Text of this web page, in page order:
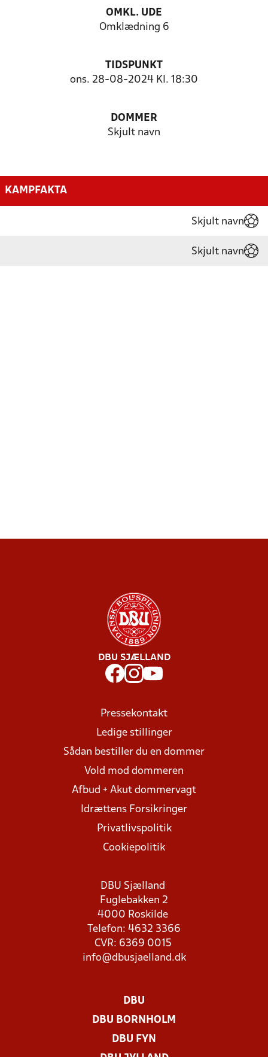
OMKL. UDE
Omklædning 6
TIDSPUNKT
ons. 28-08-2024 Kl. 18:30
DOMMER
Skjult navn
KAMPFAKTA
Skjult navn
Skjult navn
DBU SJÆLLAND
Pressekontakt
Ledige stillinger
Sådan bestiller du en dommer
Vold mod dommeren
Afbud + Akut dommervagt
Idrættens Forsikringer
Privatlivspolitik
Cookiepolitik
DBU Sjælland
Fuglebakken 2
4000 Roskilde
Telefon: 4632 3366
CVR: 6369 0015
info@dbusjaelland.dk
DBU
DBU BORNHOLM
DBU FYN